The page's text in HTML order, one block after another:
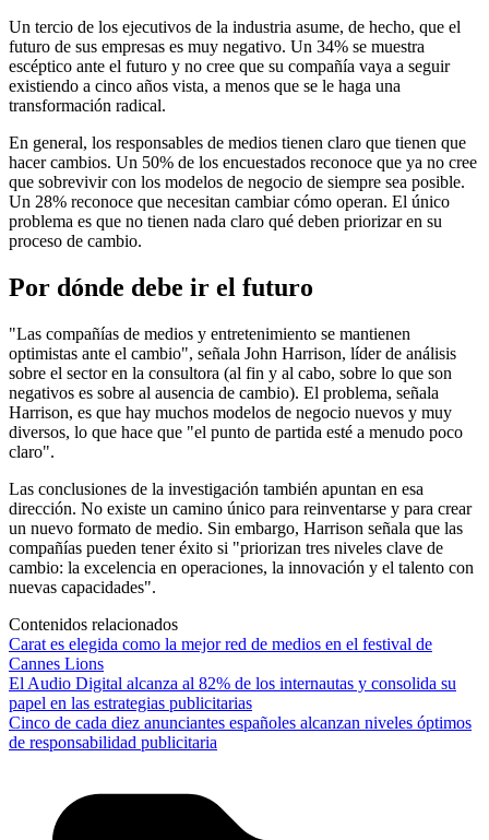
Un tercio de los ejecutivos de la industria asume, de hecho, que el
futuro de sus empresas es muy negativo. Un 34% se muestra
escéptico ante el futuro y no cree que su compañía vaya a seguir
existiendo a cinco años vista, a menos que se le haga una
transformación radical.
En general, los responsables de medios tienen claro que tienen que
hacer cambios. Un 50% de los encuestados reconoce que ya no cree
que sobrevivir con los modelos de negocio de siempre sea posible.
Un 28% reconoce que necesitan cambiar cómo operan. El único
problema es que no tienen nada claro qué deben priorizar en su
proceso de cambio.
Por dónde debe ir el futuro
"Las compañías de medios y entretenimiento se mantienen
optimistas ante el cambio", señala John Harrison, líder de análisis
sobre el sector en la consultora (al fin y al cabo, sobre lo que son
negativos es sobre al ausencia de cambio). El problema, señala
Harrison, es que hay muchos modelos de negocio nuevos y muy
diversos, lo que hace que "el punto de partida esté a menudo poco
claro".
Las conclusiones de la investigación también apuntan en esa
dirección. No existe un camino único para reinventarse y para crear
un nuevo formato de medio. Sin embargo, Harrison señala que las
compañías pueden tener éxito si "priorizan tres niveles clave de
cambio: la excelencia en operaciones, la innovación y el talento con
nuevas capacidades".
Contenidos relacionados
Carat es elegida como la mejor red de medios en el festival de
Cannes Lions
El Audio Digital alcanza al 82% de los internautas y consolida su
papel en las estrategias publicitarias
Cinco de cada diez anunciantes españoles alcanzan niveles óptimos
de responsabilidad publicitaria